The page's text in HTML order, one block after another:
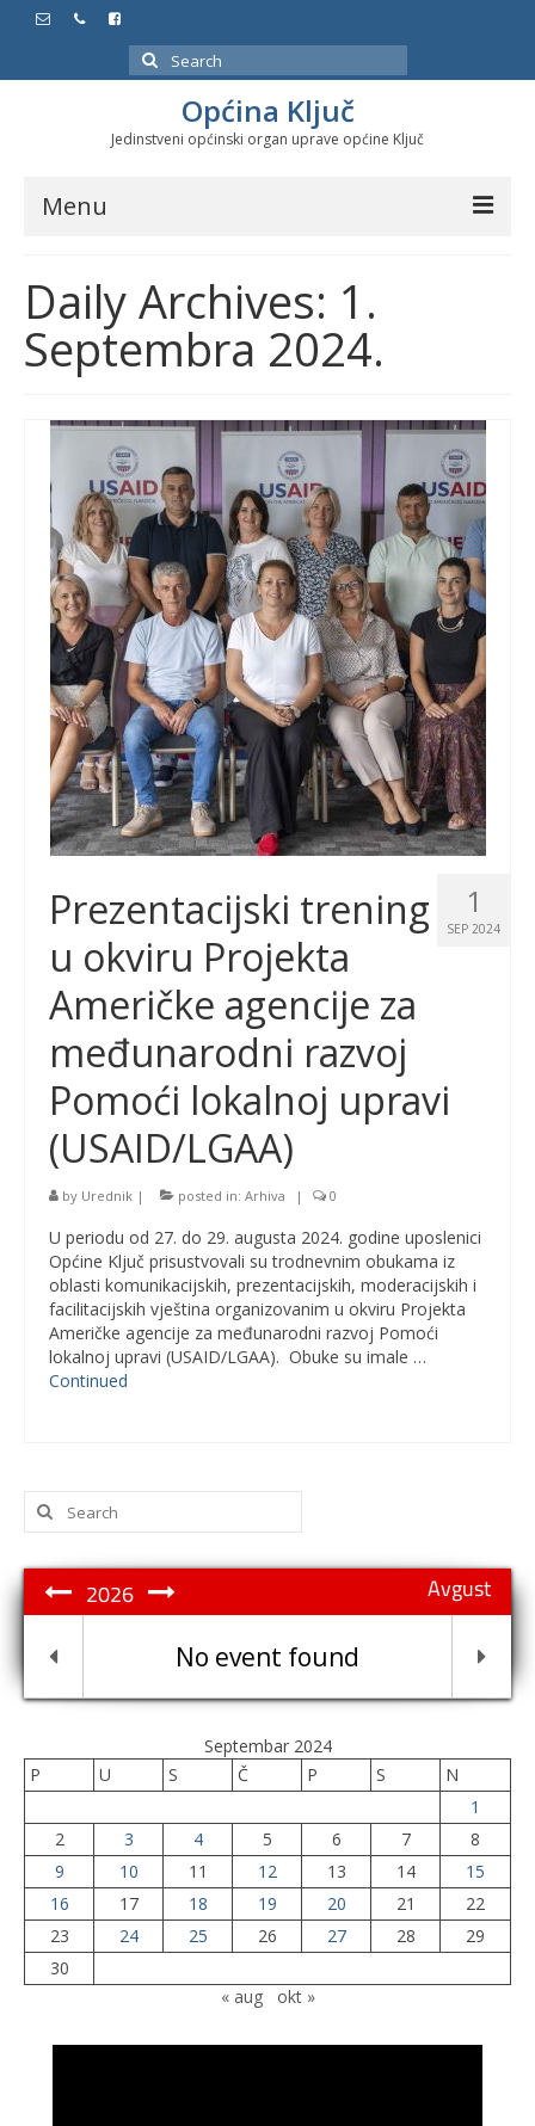
Search
for:
Općina Ključ
Jedinstveni općinski organ uprave općine Ključ
Menu
Službeni glasnici
Javne nabavke
Značajni datumi i manifestacije
Program energetske efikasnosti u stambenom
sektoru
Daily Archives: 1.
Septembra 2024.
1
SEP 2024
Prezentacijski trening
u okviru Projekta
Američke agencije za
međunarodni razvoj
Pomoći lokalnoj upravi
(USAID/LGAA)
by Urednik | posted in: Arhiva | 0
U periodu od 27. do 29. augusta 2024. godine uposlenici
Općine Ključ prisustvovali su trodnevnim obukama iz
oblasti komunikacijskih, prezentacijskih, moderacijskih i
facilitacijskih vještina organizovanim u okviru Projekta
Američke agencije za međunarodni razvoj Pomoći
lokalnoj upravi (USAID/LGAA). Obuke su imale …
Continued
Search
for:
Avgust
2026
No event found
Septembar 2024
P
U S Č P S
N
1
2
3 4 5 6 7
8
9
10 11 12 13 14
15
16
17 18 19 20 21
22
23
24 25 26 27 28
29
30
« aug
okt »